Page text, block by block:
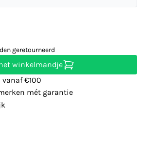
geretourneerd
winkelmandje
€100
mét garantie